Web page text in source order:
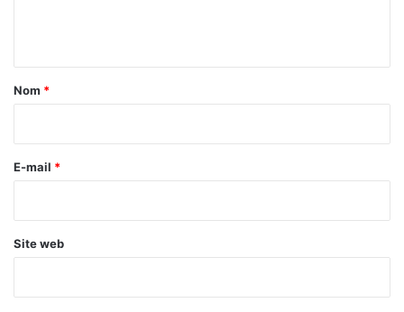
a
e
Nom *
E-mail *
Site web